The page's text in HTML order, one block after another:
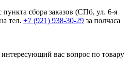
сборa заказов (СПб, ул. 6-я
тел. +7 (921) 938-30-29 за полчаса
вас вопрос по товару